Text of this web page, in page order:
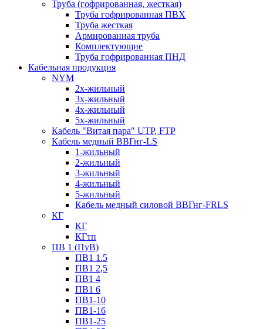
Труба (гофрированная, жесткая)
Труба гофрированная ПВХ
Труба жесткая
Армированная труба
Комплектующие
Труба гофрированная ПНД
Кабельная продукция
NYM
2х-жильный
3х-жильный
4х-жильный
5х-жильный
Кабель "Витая пара" UTP, FTP
Кабель медный ВВГнг-LS
1-жильный
2-жильный
3-жильный
4-жильный
5-жильный
Кабель медный силовой ВВГнг-FRLS
КГ
КГ
КГтп
ПВ 1 (ПуВ)
ПВ1 1.5
ПВ1 2,5
ПВ1 4
ПВ1 6
ПВ1-10
ПВ1-16
ПВ1-25